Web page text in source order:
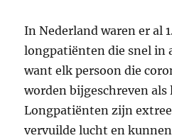
In Nederland waren er al
longpatiënten die snel in
want elk persoon die
worden bijgeschreven
Longpatiënten zijn
vervuilde lucht en